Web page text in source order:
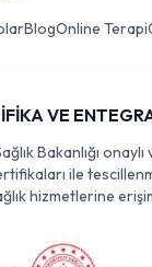
BlogOnline Terapi
VE
Bakanlığı
ile
hizmetlerine